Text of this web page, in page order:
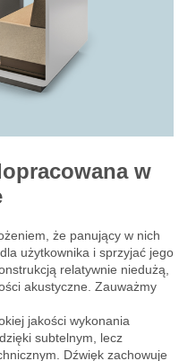
w
że panujący w nich
użytkownika i sprzyjać jego
relatywnie niedużą,
akustyczne. Zauważmy
jakości wykonania
subtelnym, lecz
Dźwięk zachowuje